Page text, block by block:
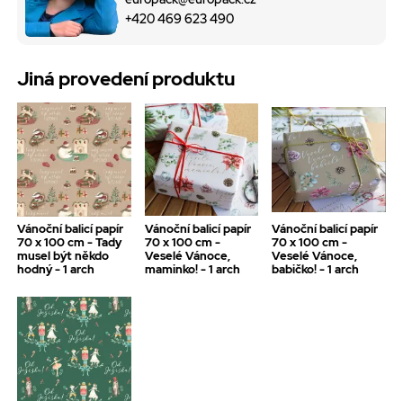
+420 469 623 490
Jiná provedení produktu
Vánoční balicí papír
70 x 100 cm - Tady
musel být někdo
hodný - 1 arch
Vánoční balicí papír
70 x 100 cm -
Veselé Vánoce,
maminko! - 1 arch
Vánoční balicí papír
70 x 100 cm -
Veselé Vánoce,
babičko! - 1 arch